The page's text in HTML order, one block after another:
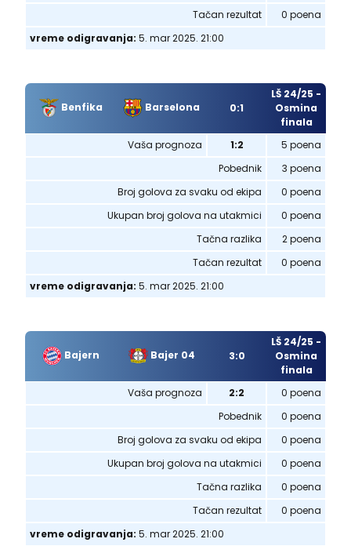
Tačan rezultat
0 poena
vreme odigravanja: 5. mar 2025. 21:00
Benfika Barselona 0:1
LŠ 24/25 -
Osmina
finala
Vaša prognoza
1:2
5 poena
Pobednik
3 poena
Broj golova za svaku od ekipa
0 poena
Ukupan broj golova na utakmici
0 poena
Tačna razlika
2 poena
Tačan rezultat
0 poena
vreme odigravanja: 5. mar 2025. 21:00
Bajern Bajer 04 3:0
LŠ 24/25 -
Osmina
finala
Vaša prognoza
2:2
0 poena
Pobednik
0 poena
Broj golova za svaku od ekipa
0 poena
Ukupan broj golova na utakmici
0 poena
Tačna razlika
0 poena
Tačan rezultat
0 poena
vreme odigravanja: 5. mar 2025. 21:00